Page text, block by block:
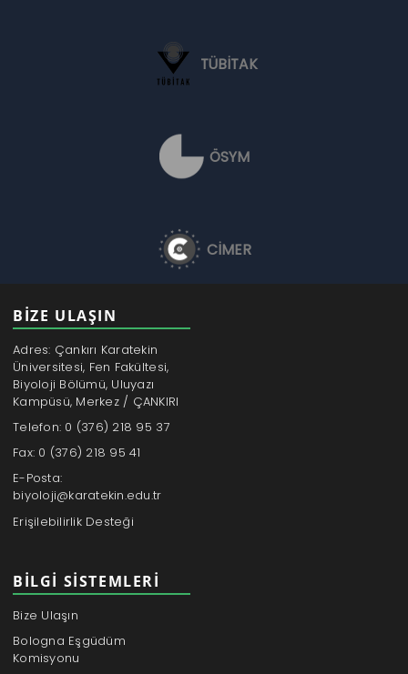
TÜBİTAK
ÖSYM
CİMER
BİZE ULAŞIN
Adres: Çankırı Karatekin
Üniversitesi, Fen Fakültesi,
Biyoloji Bölümü, Uluyazı
Kampüsü, Merkez / ÇANKIRI
Telefon: 0 (376) 218 95 37
Fax: 0 (376) 218 95 41
E-Posta:
biyoloji@karatekin.edu.tr
Erişilebilirlik Desteği
BILGI SISTEMLERI
Bize Ulaşın
Bologna Eşgüdüm
Komisyonu